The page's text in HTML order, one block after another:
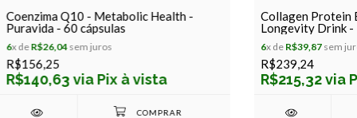
Coenzima Q10 - Metabolic Health -
Puravida - 60 cápsulas
6x deR$26,04sem juros
R$156,25
R$140,63 via Pix à vista
Collagen Protein
Longevity Drink -
6x de R$39,87sem
R$239,24
R$215,32 via